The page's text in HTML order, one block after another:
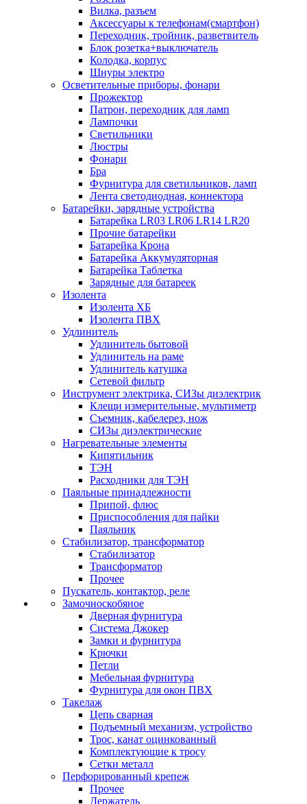
Вилка, разъем
Аксессуары к телефонам(смартфон)
Переходник, тройник, разветвитель
Блок розетка+выключатель
Колодка, корпус
Шнуры электро
Осветительные приборы, фонари
Прожектор
Патрон, переходник для ламп
Лампочки
Светильники
Люстры
Фонари
Бра
Фурнитура для светильников, ламп
Лента светодиодная, коннектора
Батарейки, зарядные устройства
Батарейка LR03 LR06 LR14 LR20
Прочие батарейки
Батарейка Крона
Батарейка Аккумуляторная
Батарейка Таблетка
Зарядные для батареек
Изолента
Изолента ХБ
Изолента ПВХ
Удлинитель
Удлинитель бытовой
Удлинитель на раме
Удлинитель катушка
Сетевой фильтр
Инструмент электрика, СИЗы диэлектрик
Клещи измерительные, мультиметр
Съемник, кабелерез, нож
СИЗы диэлектрические
Нагревательные элементы
Кипятильник
ТЭН
Расходники для ТЭН
Паяльные принадлежности
Припой, флюс
Приспособления для пайки
Паяльник
Стабилизатор, трансформатор
Стабилизатор
Трансформатор
Прочее
Пускатель, контактор, реле
Замочноскобяное
Дверная фурнитура
Система Джокер
Замки и фурнитура
Крючки
Петли
Мебельная фурнитура
Фурнитура для окон ПВХ
Такелаж
Цепь сварная
Подъемный механизм, устройство
Трос, канат оцинкованный
Комплектующие к тросу
Сетки металл
Перфорированный крепеж
Прочее
Держатель